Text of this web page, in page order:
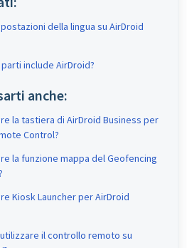
della lingua su AirDroid
include AirDroid?
anche:
la tastiera di AirDroid Business per
Control?
la funzione mappa del Geofencing
Kiosk Launcher per AirDroid
il controllo remoto su